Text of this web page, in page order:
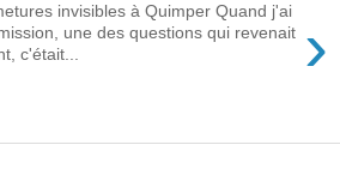
›
invisibles à Quimper Quand j'ai
une des questions qui revenait
c'était...